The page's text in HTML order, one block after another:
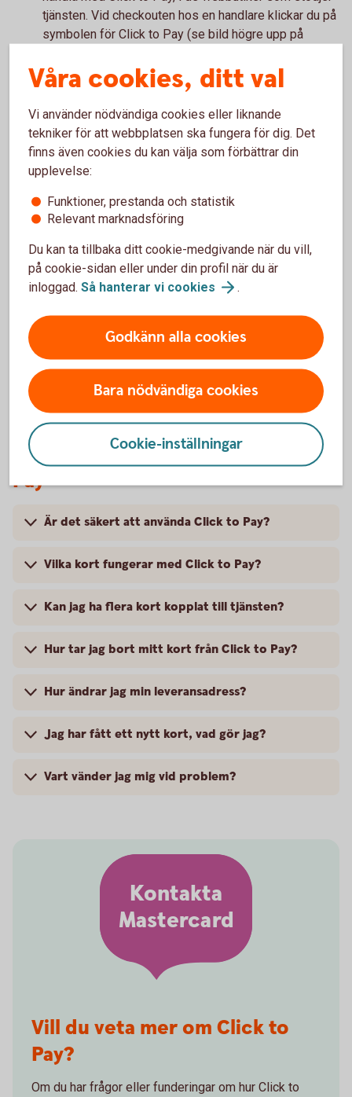
tjänsten. Vid checkouten hos en handlare klickar du på
symbolen för Click to Pay (se bild högre upp på
kortuppgifter och leveransadress redan är förifyllt.
Kom ihåg!
Glöm inte att du behöver slå på kortet för internetköp
för att kunna handla online. Du kan slå av och på för
internetköp i appen, under Kortinställningar.
Handla på nätet
Handla på nätet med
Vanliga frågor och svar om Click to
Pay
Är det säkert att använda Click to Pay?
Vilka kort fungerar med Click to Pay?
Kan jag ha flera kort kopplat till tjänsten?
Hur tar jag bort mitt kort från Click to Pay?
Hur ändrar jag min leveransadress?
Jag har fått ett nytt kort, vad gör jag?
Vart vänder jag mig vid problem?
Kontakta
Mastercard
Vill du veta mer om Click to
Pay?
Om du har frågor eller funderingar om hur Click to
Våra cookies, ditt val
Vi använder nödvändiga cookies eller liknande
tekniker för att webbplatsen ska fungera för dig. Det
finns även cookies du kan välja som förbättrar din
upplevelse:
Funktioner, prestanda och statistik
Relevant marknadsföring
Du kan ta tillbaka ditt cookie-medgivande när du vill,
på cookie-sidan eller under din profil när du är
inloggad. Så hanterar vi cookies .
Godkänn alla cookies
Bara nödvändiga cookies
Cookie-inställningar